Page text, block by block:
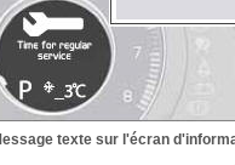
texte sur l'écran